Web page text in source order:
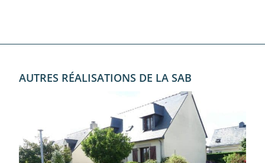
AUTRES RÉALISATIONS DE LA SAB